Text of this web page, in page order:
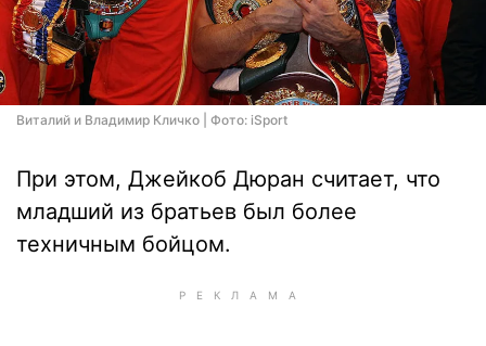
Виталий и Владимир Кличко | Фото: iSport
При этом, Джейкоб Дюран считает, что
младший из братьев был более
техничным бойцом.